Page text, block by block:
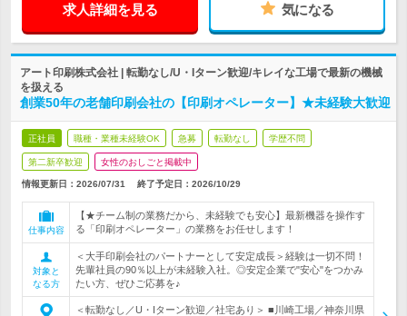
求人詳細を見る 気になる
アート印刷株式会社 | 転勤なし/U・Iターン歓迎/キレイな工場で最新の機械
を扱える
創業50年の老舗印刷会社の【印刷オペレーター】★未経験大歓迎
正社員 職種・業種未経験OK 急募 転勤なし 学歴不問
第二新卒歓迎 女性のおしごと掲載中
情報更新日：2026/07/31 終了予定日： 2026/10/29
仕事内容
【★チーム制の業務だから、未経験でも安心】最新機器を操作す
る「印刷オペレーター」の業務をお任せします！
対象と
なる方
＜大手印刷会社のパートナーとして安定成長＞経験は一切不問！
先輩社員の90％以上が未経験入社。◎安定企業で"安心"をつかみ
たい方、ぜひご応募を♪
＜転勤なし／U・Iターン歓迎／社宅あり＞ ■川崎工場／神奈川県